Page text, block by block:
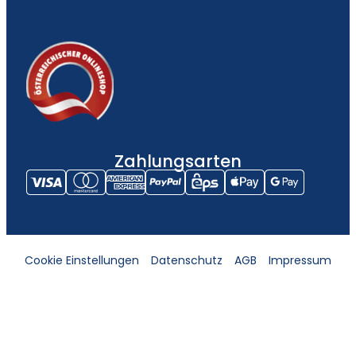
Zahlungsarten
Cookie Einstellungen Datenschutz AGB Impressum